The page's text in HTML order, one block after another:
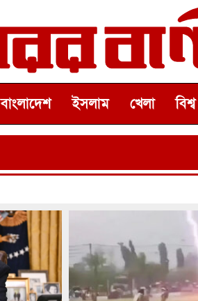
বাংলাদেশ ইসলাম খেলা বিশ্ব